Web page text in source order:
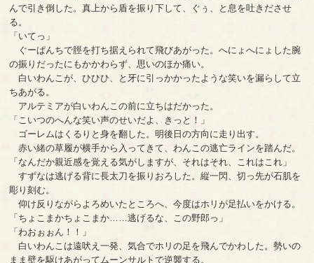
んで引き倒した。真上から盾を振り下して、ぐぅ、と息を吐きださせ
る。
「いてっ」
ぐーぱんちで脛を打ち据えられて飛びあがった。へにょへにょした腕
の振りだったにもかかわらず、思いのほか痛い。
白いわんこが、ひひひ、と牙に引っかかったような笑いを漏らして立
ちあがる。
アルテミアが白いわんこの前に立ちはだかった。
「こいつのへんな笑い声のせいだよ、きっと！」
ゴーレムはくるりと身を翻した。明後日の方向に走り出す。
赤い緒の草履が横手から入ってきて、わんこの逃亡ラインを踏んだ。
「なんだか親近感を覚える気がしますが、それはそれ、これはこれ」
すずなは逃げる背に長太刀を振りおろした。縦一閃、切っ先が石肌を
彫り刻む。
仰け反りながらよろめいたところへ、今度はホリが足払いをかける。
「ちょこまかちょこまか……逃げるな、この野郎っ」
「わおぉぉん！！」
白いわんこは遠吠え一発、気合でホリの足を飛んでかわした。勢いの
まま壁を駆けあがってムーンサルトで逆襲する。